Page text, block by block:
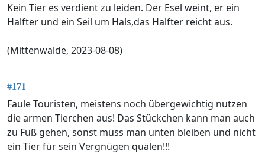
Kein Tier es verdient zu leiden. Der Esel weint, er ein
Halfter und ein Seil um Hals,das Halfter reicht aus.
(Mittenwalde, 2023-08-08)
#171
Faule Touristen, meistens noch übergewichtig nutzen
die armen Tierchen aus! Das Stückchen kann man auch
zu Fuß gehen, sonst muss man unten bleiben und nicht
ein Tier für sein Vergnügen quälen!!!